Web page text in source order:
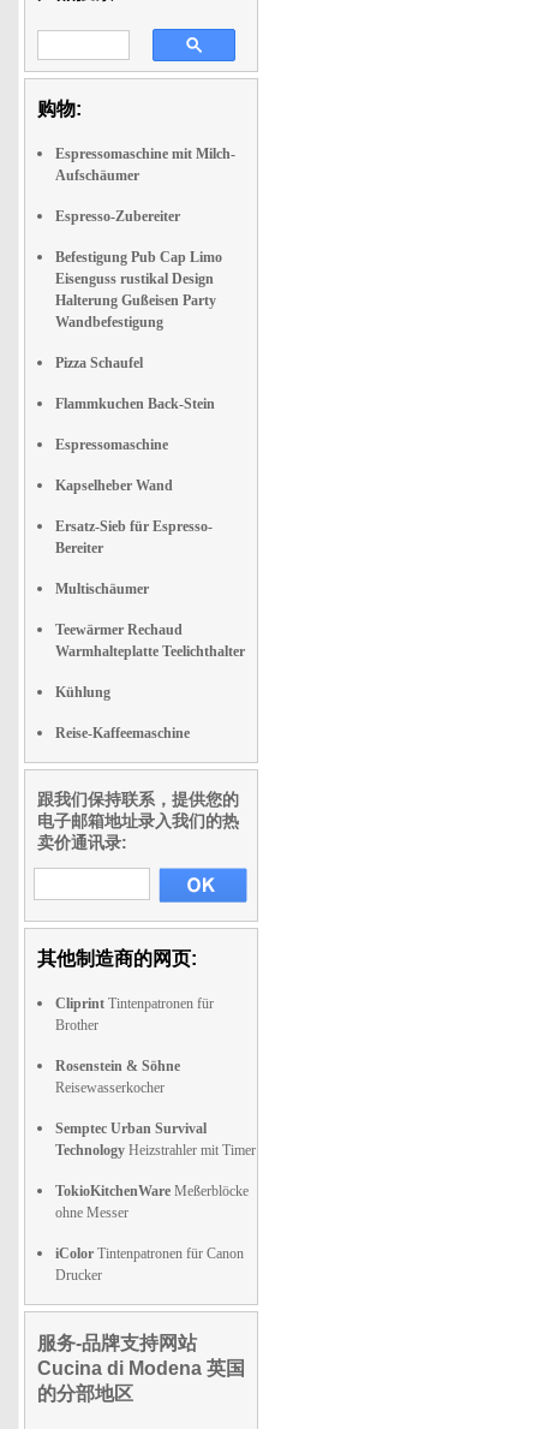
购物:
Espressomaschine mit Milch-
Aufschäumer
Espresso-Zubereiter
Befestigung Pub Cap Limo
Eisenguss rustikal Design
Halterung Gußeisen Party
Wandbefestigung
Pizza Schaufel
Flammkuchen Back-Stein
Espressomaschine
Kapselheber Wand
Ersatz-Sieb für Espresso-
Bereiter
Multischäumer
Teewärmer Rechaud
Warmhalteplatte Teelichthalter
Kühlung
Reise-Kaffeemaschine
跟我们保持联系，提供您的
电子邮箱地址录入我们的热
卖价通讯录:
其他制造商的网页:
Cliprint Tintenpatronen für
Brother
Rosenstein & Söhne
Reisewasserkocher
Semptec Urban Survival
Technology Heizstrahler mit Timer
TokioKitchenWare Meßerblöcke
ohne Messer
iColor Tintenpatronen für Canon
Drucker
服务-品牌支持网站
Cucina di Modena 英国
的分部地区